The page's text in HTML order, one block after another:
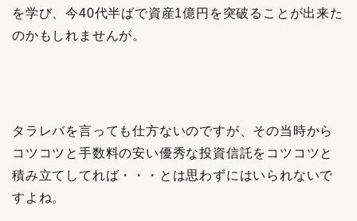
を学び、今40代半ばで資産1億円を突破ることが出来た
のかもしれませんが。
タラレバを言っても仕方ないのですが、その当時から
コツコツと手数料の安い優秀な投資信託をコツコツと
積み立てしてれば・・・とは思わずにはいられないで
すよね。